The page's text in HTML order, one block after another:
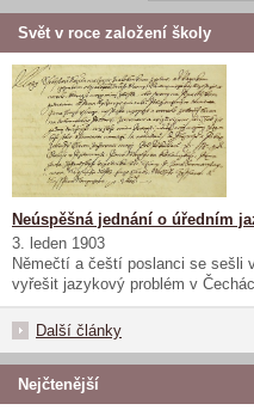
Svět v roce založení školy
Neúspěšná jednání o úředním
3. leden 1903
Němečtí a čeští poslanci se sešli
vyřešit jazykový problém v
Další články
Nejčtenější